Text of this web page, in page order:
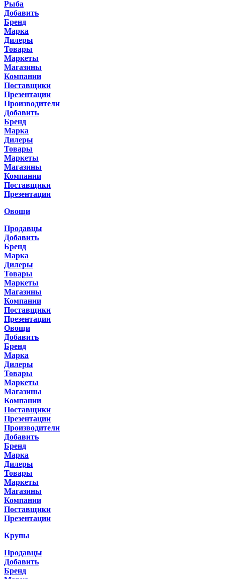
Рыба
Добавить
Бренд
Марка
Дилеры
Товары
Маркеты
Магазины
Компании
Поставщики
Презентации
Производители
Добавить
Бренд
Марка
Дилеры
Товары
Маркеты
Магазины
Компании
Поставщики
Презентации
Овощи
Продавцы
Добавить
Бренд
Марка
Дилеры
Товары
Маркеты
Магазины
Компании
Поставщики
Презентации
Овощи
Добавить
Бренд
Марка
Дилеры
Товары
Маркеты
Магазины
Компании
Поставщики
Презентации
Производители
Добавить
Бренд
Марка
Дилеры
Товары
Маркеты
Магазины
Компании
Поставщики
Презентации
Крупы
Продавцы
Добавить
Бренд